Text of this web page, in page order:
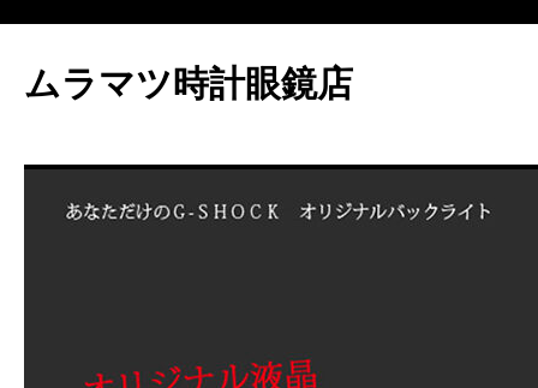
ムラマツ時計眼鏡店